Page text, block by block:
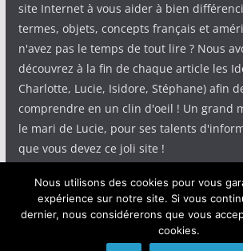
site Internet à vous aider à bien
termes, objets, concepts français et
n'avez pas le temps de tout lire ? Nous
découvrez à la fin de chaque article les
Charlotte, Lucie, Isidore, Stéphane) afin
comprendre en un clin d'oeil ! Un grand
le mari de Lucie, pour ses talents
que vous devez ce joli site !
IdeeClis. Tous
Nous utilisons des cookies pour vous
expérience sur notre site. Si vous
dernier, nous considérerons que vous
cookies.